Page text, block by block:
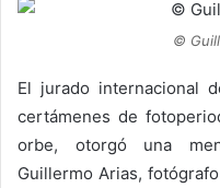
©
El jurado internacional
certámenes de
orbe, otorgó una
Guillermo Arias,